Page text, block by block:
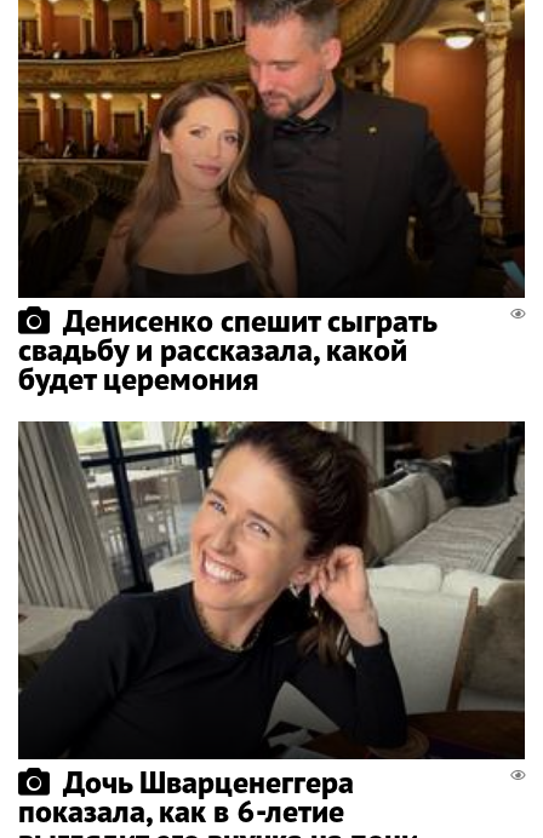
Денисенко спешит сыграть
свадьбу и рассказала, какой
будет церемония
Дочь Шварценеггера
показала, как в 6-летие